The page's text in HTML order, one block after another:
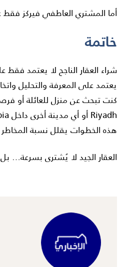
أما المشتري العاطفي فيركز
خاتمة
شراء العقار الناجح لا يعتمد فقط
يعتمد على المعرفة والتحليل
كنت تبحث عن منزل للعائلة أو
Riyadh أو أي مدينة أخرى داخل
هذه الخطوات يقلل نسبة
العقار الجيد لا يُشترى بسرعة…